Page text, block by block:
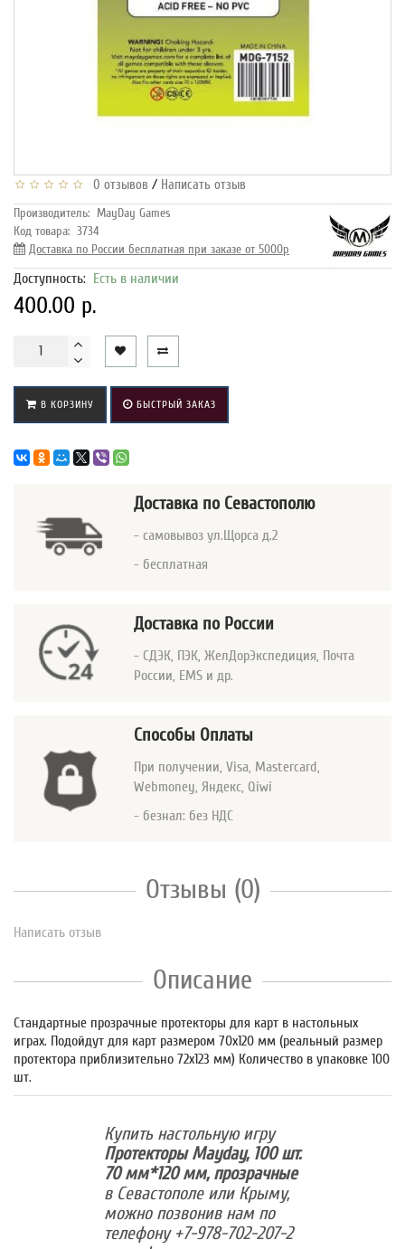
0 отзывов / Написать отзыв
Производитель: MayDay Games
Код товара: 3734
Доставка по России бесплатная при заказе от 5000р
Доступность: Есть в наличии
400.00 р.
В КОРЗИНУ БЫСТРЫЙ ЗАКАЗ
Доставка по Севастополю
- самовывоз ул.Щорса д.2
- бесплатная
Доставка по России
- СДЭК, ПЭК, ЖелДорЭкспедиция, Почта
России, EMS и др.
Способы Оплаты
При получении, Visa, Mastercard
Webmoney, Яндекс, Qiwi
- безнал: без НДС
Отзывы (0)
Написать отзыв
Описание
Стандартные прозрачные протекторы для карт в настольных
играх. Подойдут для карт размером 70x120 мм (реальный размер
протектора приблизительно 72х123 мм) Количество в упаковке 100
шт.
Купить настольную игру
Протекторы Mayday, 100 шт.
70 мм*120 мм, прозрачные
в Севастополе или Крыму,
можно позвонив нам по
телефону +7-978-702-207-2